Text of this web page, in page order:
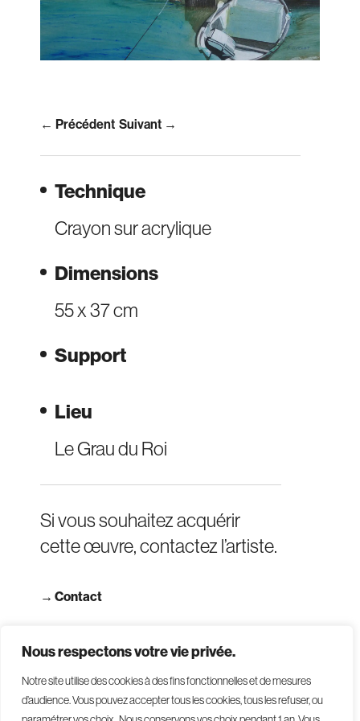
Nous respectons votre vie privée.
Notre site utilise des cookies à des fins fonctionnelles et de mesures
d’audience. Vous pouvez accepter tous les cookies, tous les refuser, ou
Technique
Crayon sur acrylique
Dimensions
55 x 37 cm
Support
Lieu
Le Grau du Roi
Si vous souhaitez acquérir
cette œuvre, contactez l’artiste.
→ Contact
← Précédent Suivant →